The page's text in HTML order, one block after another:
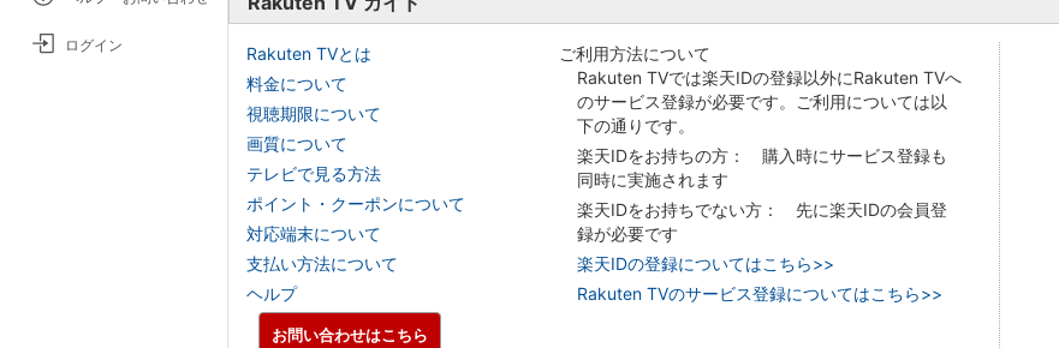
ログイン
Rakuten TVとは
料金について
視聴期限について
画質について
テレビで見る方法
ポイント・クーポンについて
対応端末について
支払い方法について
ヘルプ
ご利用方法について
Rakuten TVでは楽天IDの登録以外にRakuten TVへ
のサービス登録が必要です。ご利用については以
下の通りです。
楽天IDをお持ちの方： 購入時にサービス登録も
同時に実施されます
楽天IDをお持ちでない方： 先に楽天IDの会員登
録が必要です
楽天IDの登録についてはこちら>>
Rakuten TVのサービス登録についてはこちら>>
お問い合わせはこちら